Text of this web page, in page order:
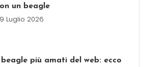
un beagle
Luglio 2026
beagle più amati del web: ecco